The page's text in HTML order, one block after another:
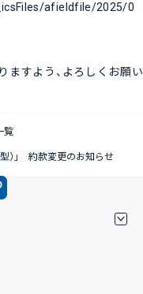
afieldfile/2025/0
ますよう、よろしくお願い
覧
型）」 約款変更のお知らせ